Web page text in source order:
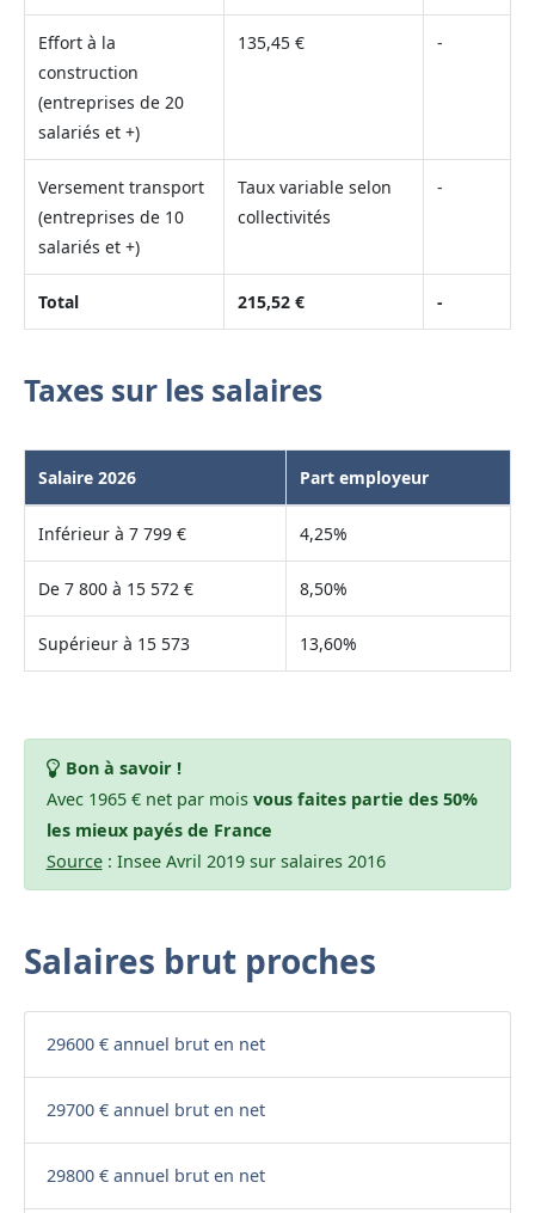
Effort à la
construction
(entreprises de 20
salariés et +)
135,45 € -
Versement transport
(entreprises de 10
salariés et +)
Taux variable selon
collectivités
-
Total 215,52 € -
Taxes sur les salaires
Salaire 2026 Part employeur
Inférieur à 7 799 € 4,25%
De 7 800 à 15 572 € 8,50%
Supérieur à 15 573 13,60%
Bon à savoir !
Avec 1965 € net par mois vous faites partie des 50%
les mieux payés de France
Source: Insee Avril 2019 sur salaires 2016
Salaires brut proches
29600 € annuel brut en net
29700 € annuel brut en net
29800 € annuel brut en net